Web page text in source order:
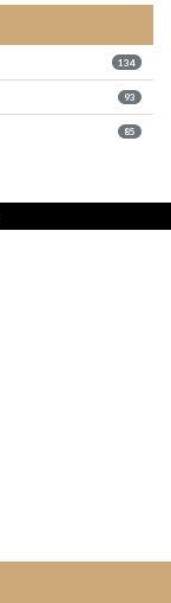
134
93
85